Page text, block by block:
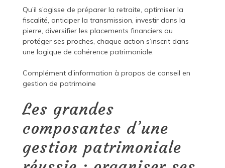
Qu’il s’agisse de préparer la retraite, optimiser la
fiscalité, anticiper la transmission, investir dans la
pierre, diversifier les placements financiers ou
protéger ses proches, chaque action s’inscrit dans
une logique de cohérence patrimoniale.
Complément d’information à propos de conseil en
gestion de patrimoine
Les grandes
composantes d’une
gestion patrimoniale